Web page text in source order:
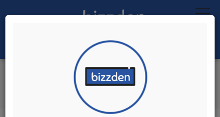
Ara:
Sunucu Hizmeti
İlk 2 Firmadan Teklif İste